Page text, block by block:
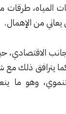
المياه،
من الإهمال.
يترافق ذلك مع
وهو